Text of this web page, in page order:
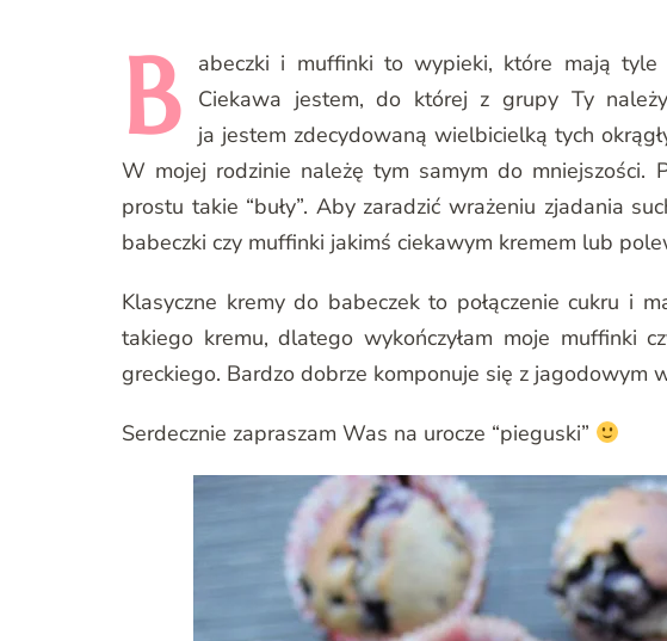
B abeczki i muffinki to wypieki, które mają tyle
Ciekawa jestem, do której z grupy Ty
ja jestem zdecydowaną wielbicielką tych
W mojej rodzinie należę tym samym do mniejszości.
prostu takie “buły”. Aby zaradzić wrażeniu zjadania
babeczki czy muffinki jakimś ciekawym kremem lub
Klasyczne kremy do babeczek to połączenie cukru i
takiego kremu, dlatego wykończyłam moje muffinki
greckiego. Bardzo dobrze komponuje się z jagodowym
Serdecznie zapraszam Was na urocze “pieguski”